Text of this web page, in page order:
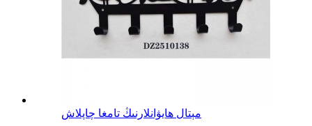
مېتال ھايۋانلارنىڭ تامغا چاپلاش